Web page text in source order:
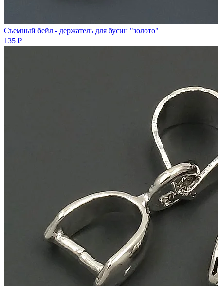
Съемный бейл - держатель для бусин "золото"
135 ₽